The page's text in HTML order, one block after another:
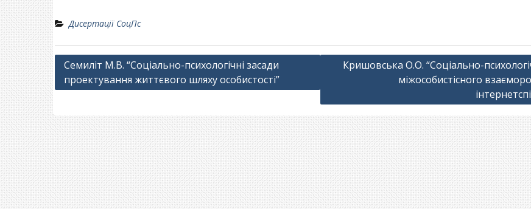
Дисертації СоцПс
Навігація
записів
Семиліт М.В. “Соціально-психологічні засади
проектування життєвого шляху особистості”
Кришовська О.О. “Соціально-
міжособистісного